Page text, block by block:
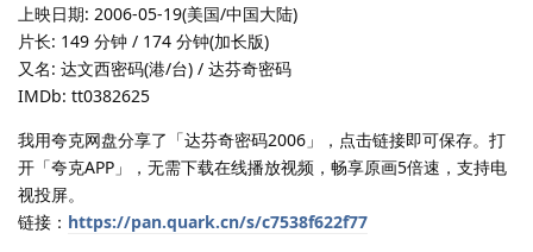
上映日期: 2006-05-19(美国/中国大陆)
片长: 149 分钟 / 174 分钟(加长版)
又名: 达文西密码(港/台) / 达芬奇密码
IMDb: tt0382625
我用夸克网盘分享了「达芬奇密码2006」，点击链接即可保存。打
开「夸克APP」，无需下载在线播放视频，畅享原画5倍速，支持电
视投屏。
链接： https://pan.quark.cn/s/c7538f622f77